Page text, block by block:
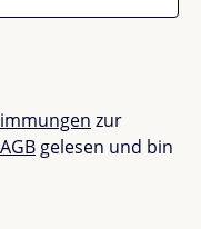
ist einfach: einfach
Materialien, ist der
und wertvolles
zur
AGB gelesen und bin